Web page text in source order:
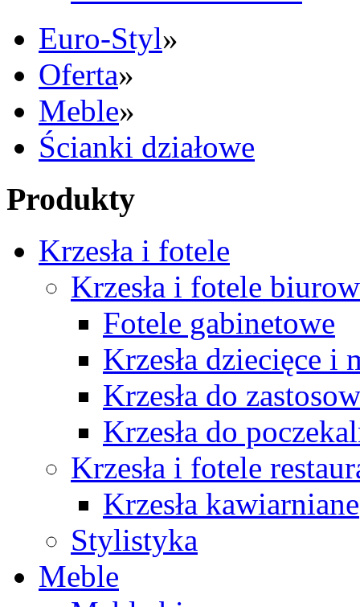
Euro-Styl»
Oferta»
Meble»
Ścianki działowe
Produkty
Krzesła i fotele
Krzesła i fotele
Fotele gabinetowe
Krzesła dziecięce i
Krzesła do
Krzesła do
Krzesła i fotele
Krzesła kawiarniane
Stylistyka
Meble